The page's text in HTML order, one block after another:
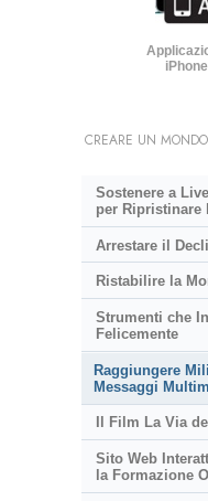
CREARE UN
Sostenere a
per Ripristinare
Arrestare il
Ristabilire la
Strumenti che
Felicemente
Raggiungere
Messaggi
Il Film La Via
Sito Web
la Formazione